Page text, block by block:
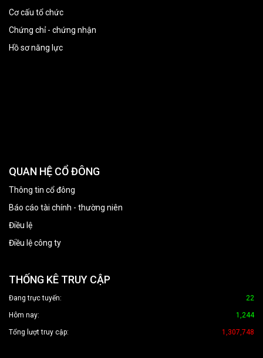
Cơ cấu tổ chức
Chứng chỉ - chứng nhận
Hồ sơ năng lực
QUAN HỆ CỔ ĐÔNG
Thông tin cổ đông
Báo cáo tài chính - thường niên
Điều lệ
Điều lệ công ty
THỐNG KÊ TRUY CẬP
Đang trực tuyến: 22
Hôm nay: 1,244
Tổng lượt truy cập: 1,307,748